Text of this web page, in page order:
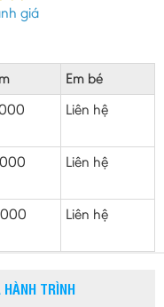
giá
Em bé
Liên hệ
Liên hệ
Liên hệ
TRÌNH